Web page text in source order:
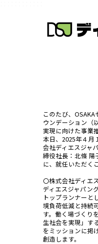
このたび、
ウンデーション（
実現に向けた事業
本日、2025年４月
会社ディエスジャ
締役社長：北條
に、就任いただく
〇株式会社ディエ
ディエスジャパン
トップランナーと
境負荷低減と持続
す。働く場づくり
生社会を実現」す
をミッションに掲
創造します。